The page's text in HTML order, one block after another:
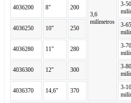
3,6
milímetros
4036200 8" 200
3-50
4036250 10" 250
3-65
4036280 11" 280
3-70
4036300 12" 300
3-80
4036370 14,6" 370
3-